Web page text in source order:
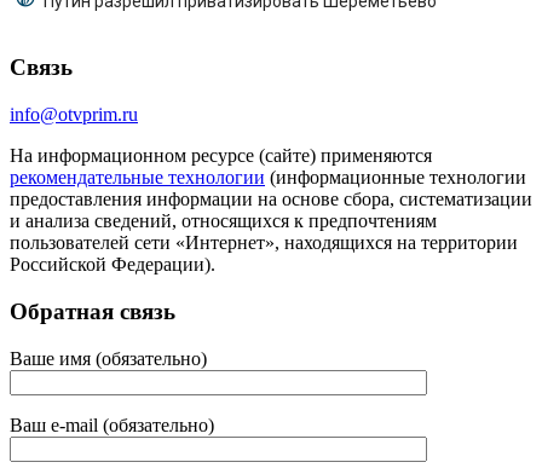
Связь
info@otvprim.ru
На информационном ресурсе (сайте) применяются
рекомендательные технологии (информационные технологии
предоставления информации на основе сбора, систематизации
и анализа сведений, относящихся к предпочтениям
пользователей сети «Интернет», находящихся на территории
Российской Федерации).
Обратная связь
Ваше имя (обязательно)
Ваш e-mail (обязательно)